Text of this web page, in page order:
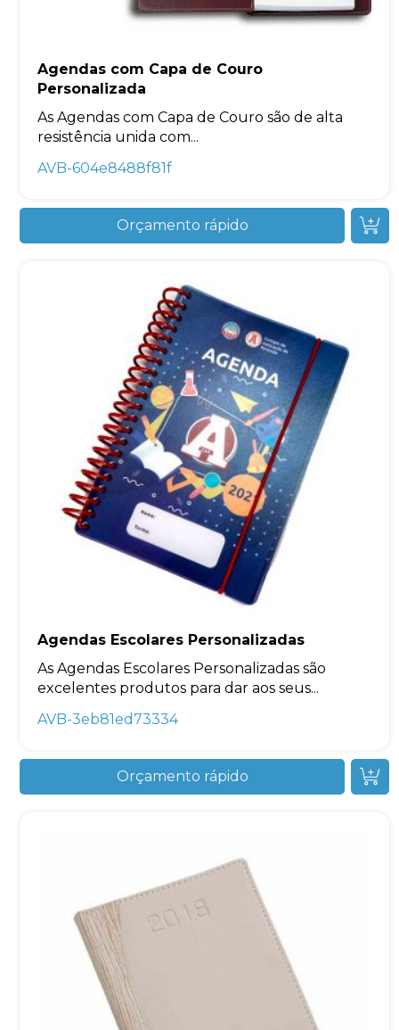
Agendas com Capa de Couro
Personalizada
As Agendas com Capa de Couro são de alta
resistência unida com...
AVB-604e8488f81f
Orçamento rápido
Agendas Escolares Personalizadas
As Agendas Escolares Personalizadas são
excelentes produtos para dar aos seus...
AVB-3eb81ed73334
Orçamento rápido